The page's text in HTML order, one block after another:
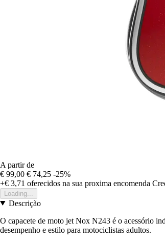
A partir de
€ 99,00 € 74,25 -25%
+€ 3,71 oferecidos na sua proxima encomenda
Loading...
Descrição
O capacete de moto jet Nox N243 é o acessório
desempenho e estilo para motociclistas adultos.